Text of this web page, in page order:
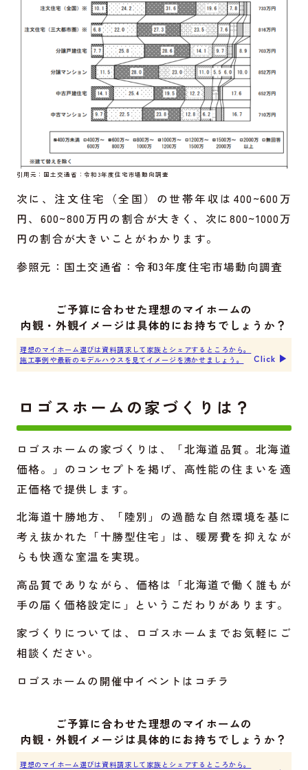
引用元： 国土交通省：令和3年度住宅市場動向調査
次に、注文住宅（全国）の世帯年収は400~600万
円、600~800万円の割合が大きく、次に800~1000万
円の割合が大きいことがわかります。
参照元： 国土交通省：令和3年度住宅市場動向調査
ご予算に合わせた理想のマイホームの
内観・外観イメージは具体的にお持ちでしょうか？
理想のマイホーム選びは資料請求して家族とシェアするところから。
施工事例や最新のモデルハウスを見てイメージを沸かせましょう。
Click ▶︎
ロゴスホームの家づくりは？
ロゴスホームの家づくりは、「北海道品質。北海道
価格。」のコンセプトを掲げ、高性能の住まいを適
正価格で提供します。
北海道十勝地方、「陸別」の過酷な自然環境を基に
考え抜かれた「十勝型住宅」は、暖房費を抑えなが
らも快適な室温を実現。
高品質でありながら、価格は「北海道で働く誰もが
手の届く価格設定に」というこだわりがあります。
家づくりについては、ロゴスホームまでお気軽にご
相談ください。
ロゴスホームの開催中イベントは コチラ
ご予算に合わせた理想のマイホームの
内観・外観イメージは具体的にお持ちでしょうか？
理想のマイホーム選びは資料請求して家族とシェアするところから。